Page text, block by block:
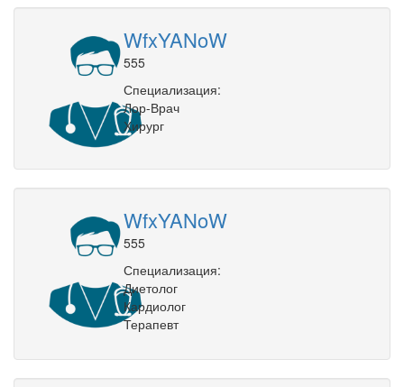
WfxYANoW
555
Специализация:
Лор-Врач
Хирург
WfxYANoW
555
Специализация:
Диетолог
Кардиолог
Терапевт